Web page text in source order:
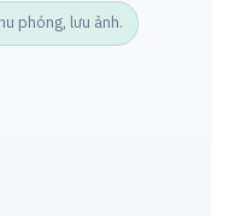
phóng, lưu ảnh.